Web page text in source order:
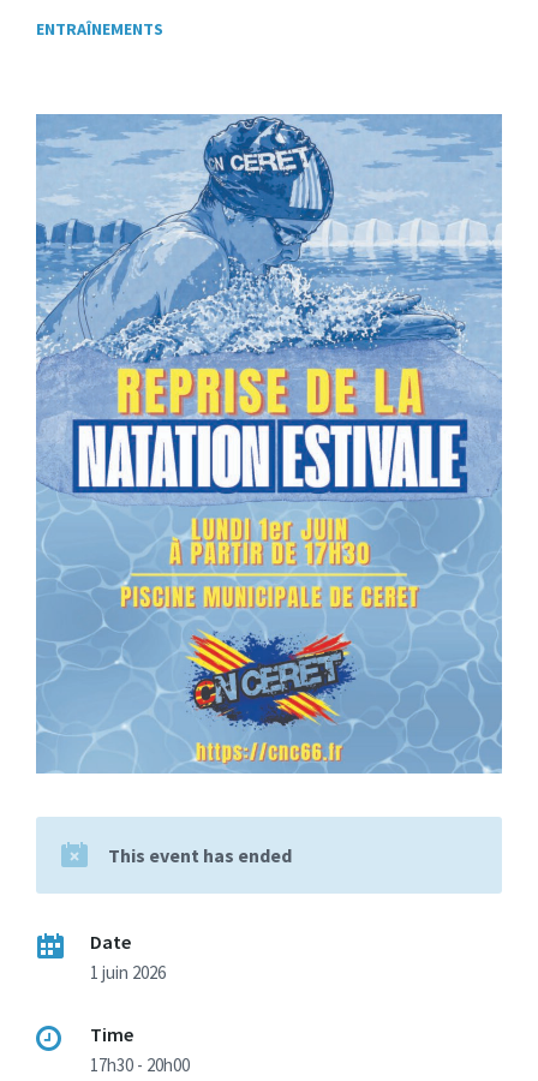
ENTRAÎNEMENTS
This event has ended
Date
1 juin 2026
Time
17h30 - 20h00